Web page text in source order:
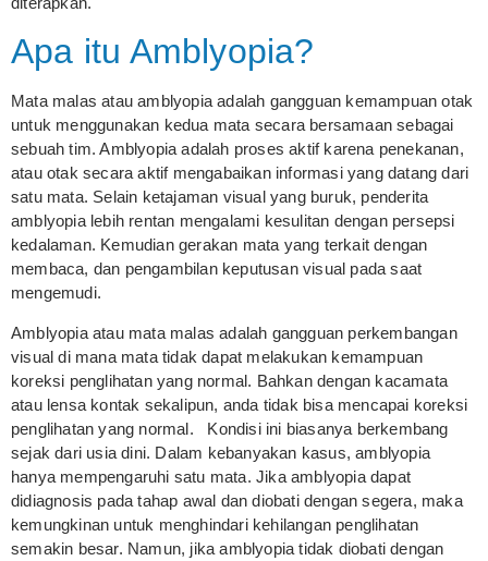
Apa itu Amblyopia?
Mata malas atau amblyopia adalah gangguan kemampuan otak
untuk menggunakan kedua mata secara bersamaan sebagai
sebuah tim. Amblyopia adalah proses aktif karena penekanan,
atau otak secara aktif mengabaikan informasi yang datang dari
satu mata. Selain ketajaman visual yang buruk, penderita
amblyopia lebih rentan mengalami kesulitan dengan persepsi
kedalaman. Kemudian gerakan mata yang terkait dengan
membaca, dan pengambilan keputusan visual pada saat
mengemudi.
Amblyopia atau mata malas adalah gangguan perkembangan
visual di mana mata tidak dapat melakukan kemampuan
koreksi penglihatan yang normal. Bahkan dengan kacamata
atau lensa kontak sekalipun, anda tidak bisa mencapai koreksi
penglihatan yang normal. Kondisi ini biasanya berkembang
sejak dari usia dini. Dalam kebanyakan kasus, amblyopia
hanya mempengaruhi satu mata. Jika amblyopia dapat
didiagnosis pada tahap awal dan diobati dengan segera, maka
kemungkinan untuk menghindari kehilangan penglihatan
semakin besar. Namun, jika amblyopia tidak diobati dengan